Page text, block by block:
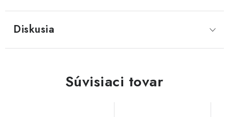
Diskusia
Súvisiaci tovar